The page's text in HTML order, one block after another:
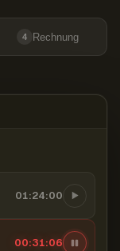
4 Rechnung
01:24:00
00:31:07